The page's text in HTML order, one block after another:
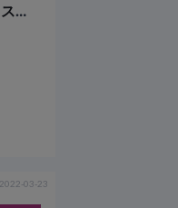
システムで自己解体を楽しむ！～ミロス体感講座～
2022-03-23